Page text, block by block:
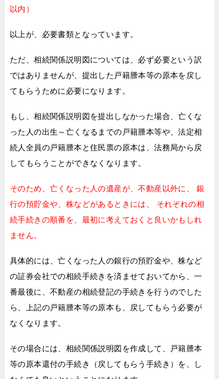
以内）
以上が、必要書類となっています。
ただ、相続関係説明図については、 必ず必要という訳
ではありませんが、 提出した戸籍謄本等の原本を戻し
てもらうために必要になります。
もし、相続関係説明図を提出しなかった場合、亡くな
った人の出生～亡くなるまでの戸籍謄本等や、法定相
続人全員の戸籍謄本と住民票の原本は、法務局から戻
してもらうことができなくなります。
そのため、亡くなった人の遺産が、不動産以外に、
銀
行の預貯金や、株などがあるときには、
それぞれの相
続手続きの順番を、最初に考えておくと良いかもしれ
ません。
具体的には、亡くなった人の銀行の預貯金や、株など
の証券会社での相続手続きを済ませておいてから、一
番最後に、不動産の相続登記の手続きを行うのでした
ら、
上記の戸籍謄本等の原本も、戻してもらう必要が
なくなります。
その場合には、相続関係説明図を作成して、
戸籍謄本
等の原本還付の手続き（戻してもらう手続き）を、
し